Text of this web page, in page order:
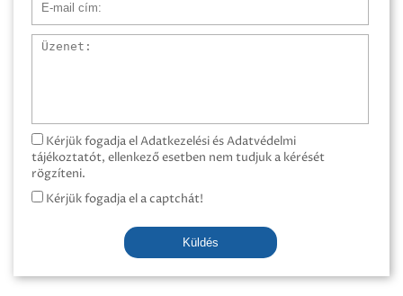
Üzenet
Kérjük fogadja el Adatkezelési és Adatvédelmi
tájékoztatót, ellenkező esetben nem tudjuk a kérését
rögzíteni.
Kérjük fogadja el a captchát!
Küldés